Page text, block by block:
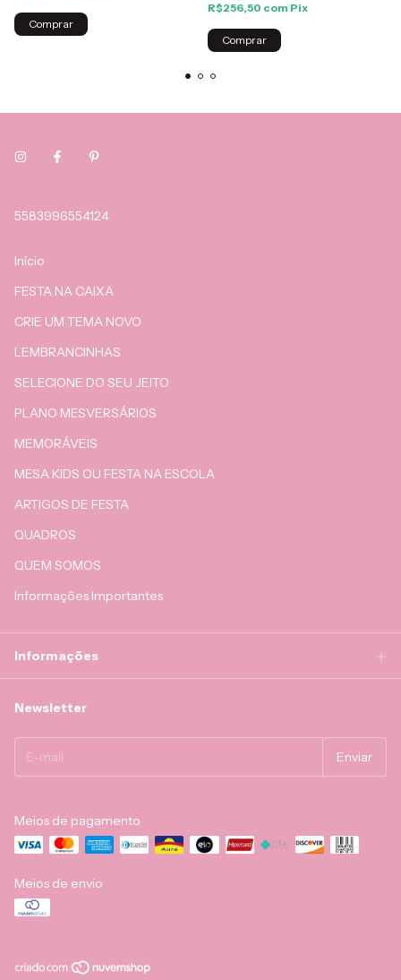
Comprar
R$256,50 com Pix
Comprar
5583996554124
Início
FESTA NA CAIXA
CRIE UM TEMA NOVO
LEMBRANCINHAS
SELECIONE DO SEU JEITO
PLANO MESVERSÁRIOS
MEMORÁVEIS
MESA KIDS OU FESTA NA ESCOLA
ARTIGOS DE FESTA
QUADROS
QUEM SOMOS
Informações Importantes
Informações
Newsletter
Meios de pagamento
Meios de envio